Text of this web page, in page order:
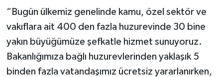
“Bugün ülkemiz genelinde kamu, özel sektör ve
vakıflara ait 400 den fazla huzurevinde 30 bine
yakın büyüğümüze şefkatle hizmet sunuyoruz.
Bakanlığımıza bağlı huzurevlerinden yaklaşık 5
binden fazla vatandaşımız ücretsiz yararlanırken,